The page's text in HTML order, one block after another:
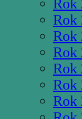
Rok
Rok
Rok
Rok
Rok
Rok
Rok